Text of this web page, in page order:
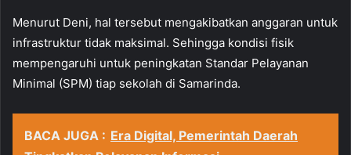
Menurut Deni, hal tersebut mengakibatkan anggaran untuk
infrastruktur tidak maksimal. Sehingga kondisi fisik
mempengaruhi untuk peningkatan Standar Pelayanan
Minimal (SPM) tiap sekolah di Samarinda.
BACA JUGA : Era Digital, Pemerintah Daerah